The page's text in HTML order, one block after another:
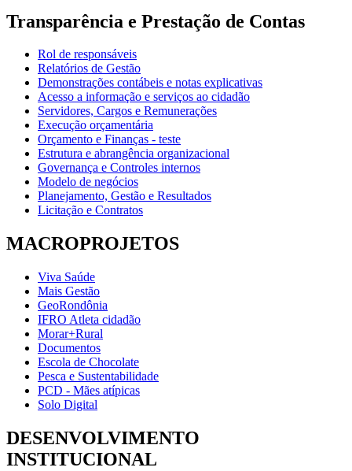
Transparência e Prestação de Contas
Rol de responsáveis
Relatórios de Gestão
Demonstrações contábeis e notas explicativas
Acesso a informação e serviços ao cidadão
Servidores, Cargos e Remunerações
Execução orçamentária
Orçamento e Finanças - teste
Estrutura e abrangência organizacional
Governança e Controles internos
Modelo de negócios
Planejamento, Gestão e Resultados
Licitação e Contratos
MACROPROJETOS
Viva Saúde
Mais Gestão
GeoRondônia
IFRO Atleta cidadão
Morar+Rural
Documentos
Escola de Chocolate
Pesca e Sustentabilidade
PCD - Mães atípicas
Solo Digital
DESENVOLVIMENTO
INSTITUCIONAL